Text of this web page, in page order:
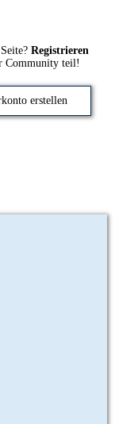
Registrieren
Community teil!
erstellen